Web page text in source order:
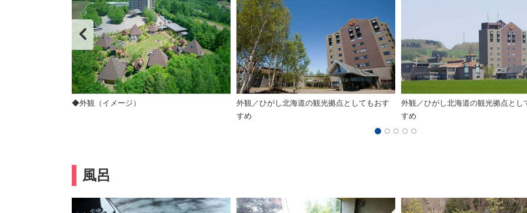
◆外観（イメージ）
外観／ひがし北海道の観光拠点としてもおす
すめ
外観／ひがし北海道の観光拠点とし
すめ
風呂